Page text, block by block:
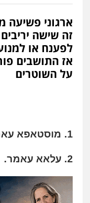
ארגוני פשיעה
זה שישה
לפענח או
אז התושבים
על השוטרים
1. מוסטאפא עאמר.
2. עלאא עאמר.